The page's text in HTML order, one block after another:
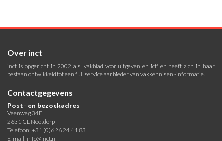
Over inct
inct is opgericht in 2002 als 'vakblad voor uitgeven en ict' en heeft zich in haar
bestaan ontwikkeld tot een full service aanbieder van vakkennis en -informatie.
Contactgegevens
Post- en bezoekadres
Veenweg 34E
2631 CL Nootdorp
Telefoon: +31 (0)6 26 24 41 83
E-mail: info@inct.nl